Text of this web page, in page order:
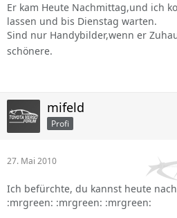
Er kam Heute Nachmittag,und ich
lassen und bis Dienstag warten.
Sind nur Handybilder,wenn er
schönere.
mifeld
Profi
27. Mai 2010
Ich befürchte, du kannst heute
:mrgreen: :mrgreen: :mrgreen: